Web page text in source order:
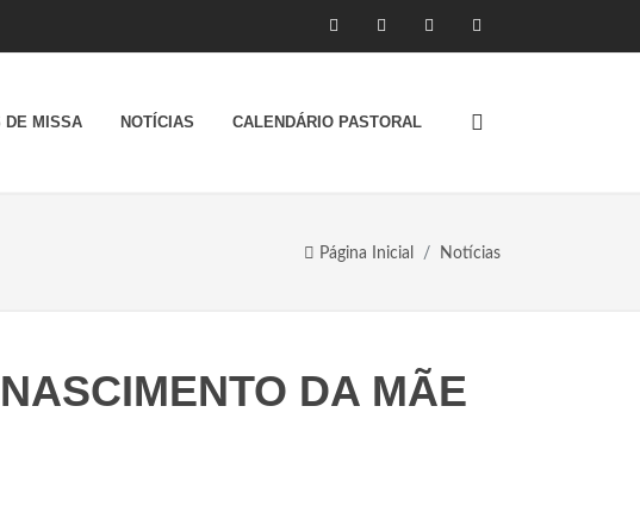
DE MISSA NOTÍCIAS CALENDÁRIO PASTORAL
Página Inicial Notícias
DA MÃE